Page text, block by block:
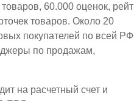
60.000 оценок,
товаров. Около 20
покупателей по всей
по продажам,
на расчетный счет и